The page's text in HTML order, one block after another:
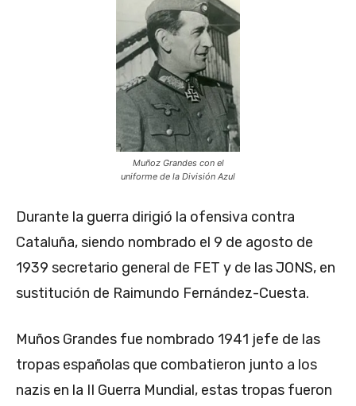
Muñoz Grandes con el
uniforme de la División Azul
Durante la guerra dirigió la ofensiva contra
Cataluña, siendo nombrado el 9 de agosto de
1939 secretario general de FET y de las JONS, en
sustitución de Raimundo Fernández-Cuesta.
Muños Grandes fue nombrado 1941 jefe de las
tropas españolas que combatieron junto a los
nazis en la II Guerra Mundial, estas tropas fueron